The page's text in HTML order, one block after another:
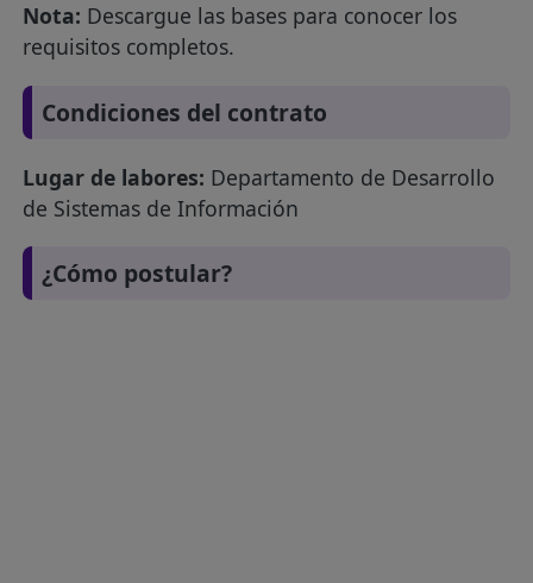
Nota: Descargue las bases para conocer los
requisitos completos.
Condiciones del contrato
Lugar de labores: Departamento de Desarrollo
de Sistemas de Información
¿Cómo postular?